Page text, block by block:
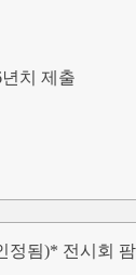
치 제출
정됨)* 전시회